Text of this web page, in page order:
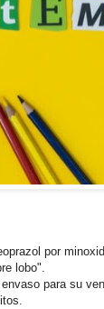
por
lobo".
para su